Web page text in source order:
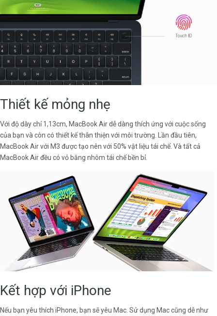
Thiết kế mỏng nhẹ
Với độ dày chỉ 1,13cm, MacBook Air dễ dàng thích ứng với cuộc sống
của bạn và còn có thiết kế thân thiện với môi trường. Lần đầu tiên,
MacBook Air với M3 được tạo nên với 50% vật liệu tái chế. Và tất cả
MacBook Air đều có vỏ bằng nhôm tái chế bền bỉ.
Kết hợp với iPhone
Nếu bạn yêu thích iPhone, bạn sẽ yêu Mac. Sử dụng Mac cũng dễ như